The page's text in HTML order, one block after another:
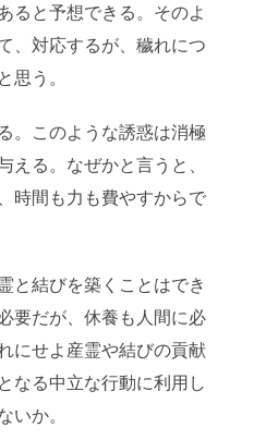
ると予想できる。そのよ
、対応するが、穢れにつ
思う。
。このような誘惑は消極
える。なぜかと言うと、
時間も力も費やすからで
と結びを築くことはでき
要だが、休養も人間に必
にせよ産霊や結びの貢献
なる中立な行動に利用し
いか。